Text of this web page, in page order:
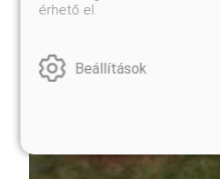
érhető el.
Beállítások